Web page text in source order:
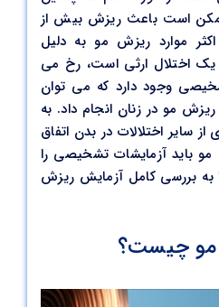
است باعث ریزش بیش از
موارد ریزش مو به دلیل
یک اختلال ارثی است، رخ می
وجود دارد که می توان
مو در زنان انجام داد. به
سایر اختلالات در بدن اتفاق
باید آزمایشات تشخیصی را
به بررسی کامل آزمایش ریزش